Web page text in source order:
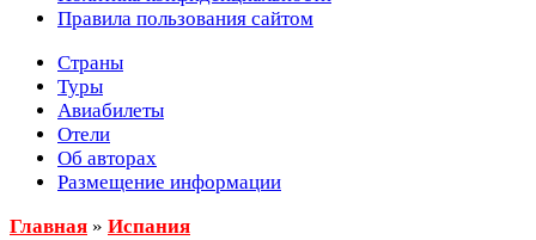
Правила пользования сайтом
Страны
Туры
Авиабилеты
Отели
Об авторах
Размещение информации
Главная » Испания